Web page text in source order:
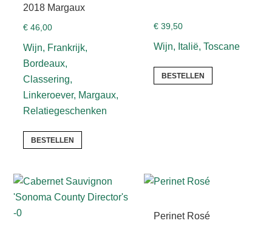
2018 Margaux
€ 46,00
Wijn, Frankrijk,
Bordeaux,
Classering,
Linkeroever, Margaux,
Relatiegeschenken
BESTELLEN
€39,50
Wijn, Italië, Toscane
BESTELLEN
Perinet Rosé